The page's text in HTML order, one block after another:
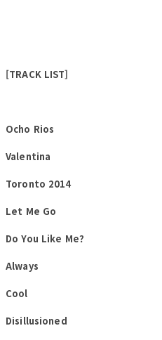
[TRACK LIST]
Ocho Rios
Valentina
Toronto 2014
Let Me Go
Do You Like Me?
Always
Cool
Disillusioned